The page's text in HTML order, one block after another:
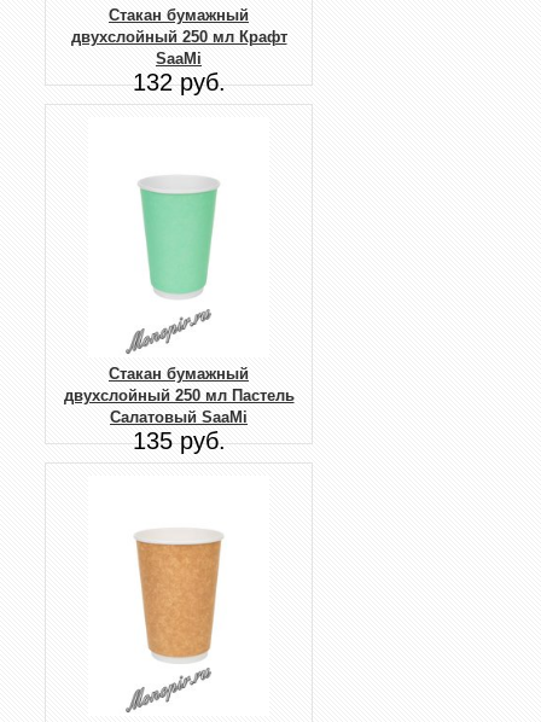
Стакан бумажный
двухслойный 250 мл Крафт
SaaMi
132 руб.
Стакан бумажный
двухслойный 250 мл Пастель
Салатовый SaaMi
135 руб.